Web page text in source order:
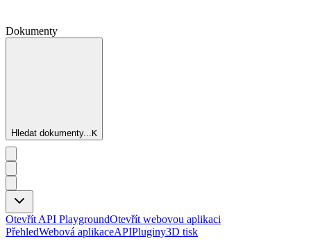
Dokumenty
Hledat dokumenty...K
Otevřít API PlaygroundOtevřít webovou aplikaci
PřehledWebová aplikaceAPIPluginy3D tisk